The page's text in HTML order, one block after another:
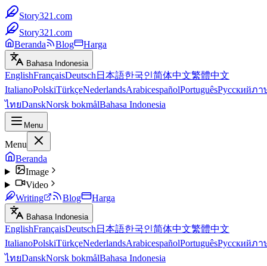
Story321.com
Story321.com
Beranda
Blog Harga
Bahasa Indonesia
EnglishFrançaisDeutsch 日本語한국인简体中文繁體中文
ItalianoPolskiTürkçeNederlandsArabicespañolPortuguêsРусскийภา
ไทยDanskNorsk bokmålBahasa Indonesia
Menu
Menu
Beranda
Image
Video
Writing
Blog Harga
Bahasa Indonesia
EnglishFrançaisDeutsch 日本語한국인简体中文繁體中文
ItalianoPolskiTürkçeNederlandsArabicespañolPortuguêsРусскийภา
ไทยDanskNorsk bokmålBahasa Indonesia